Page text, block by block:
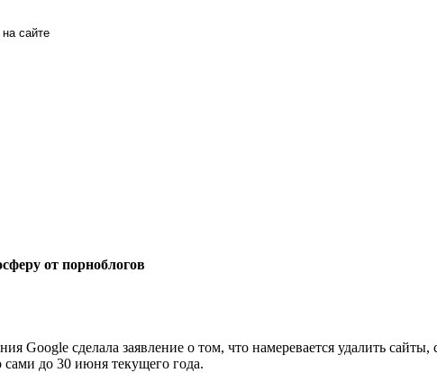
от порноблогов
Google сделала заявление о том, что намеревается удалить
сами до 30 июня текущего года.